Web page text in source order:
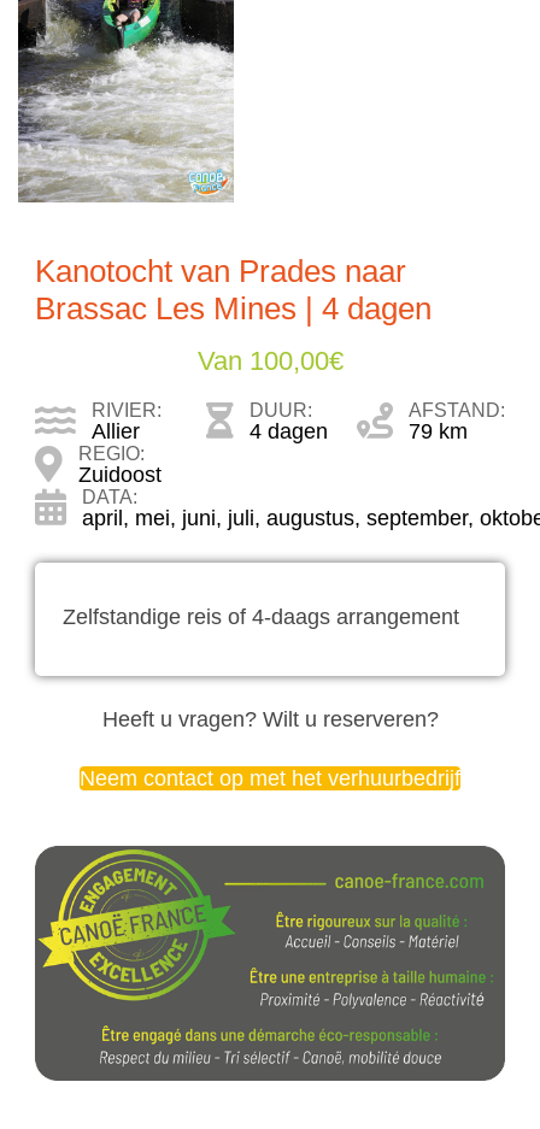
Kanotocht van Prades naar
Brassac Les Mines | 4 dagen
Van 100,00€
RIVIER:
Allier
DUUR:
4 dagen
AFSTAND:
79 km
REGIO:
Zuidoost
DATA:
april , mei, juni, juli, augustus, september,
Zelfstandige reis of 4-daags arrangement
Heeft u vragen? Wilt u reserveren?
Neem contact op met het verhuurbedrijf